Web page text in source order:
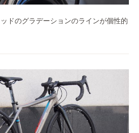
ドのグラデーションのラインが個性的